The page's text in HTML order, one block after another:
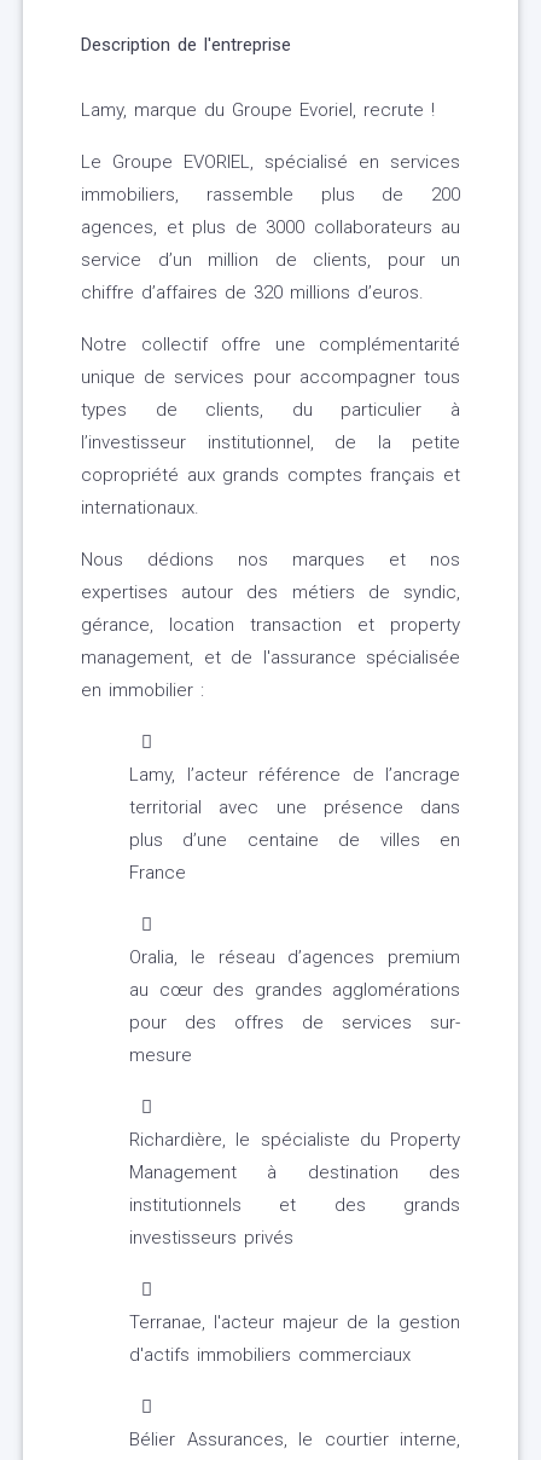
Description de l'entreprise
Lamy, marque du Groupe Evoriel, recrute !
Le Groupe EVORIEL, spécialisé en services
immobiliers, rassemble plus de 200
agences, et plus de 3000 collaborateurs au
service d’un million de clients, pour un
chiffre d’affaires de 320 millions d’euros.
Notre collectif offre une complémentarité
unique de services pour accompagner tous
types de clients, du particulier à
l’investisseur institutionnel, de la petite
copropriété aux grands comptes français et
internationaux.
Nous dédions nos marques et nos
expertises autour des métiers de syndic,
gérance, location transaction et property
management, et de l'assurance spécialisée
en immobilier :
Lamy, l’acteur référence de l’ancrage
territorial avec une présence dans
plus d’une centaine de villes en
France
Oralia, le réseau d’agences premium
au cœur des grandes agglomérations
pour des offres de services sur-
mesure
Richardière, le spécialiste du Property
Management à destination des
institutionnels et des grands
investisseurs privés
Terranae, l'acteur majeur de la gestion
d'actifs immobiliers commerciaux
Bélier Assurances, le courtier interne,